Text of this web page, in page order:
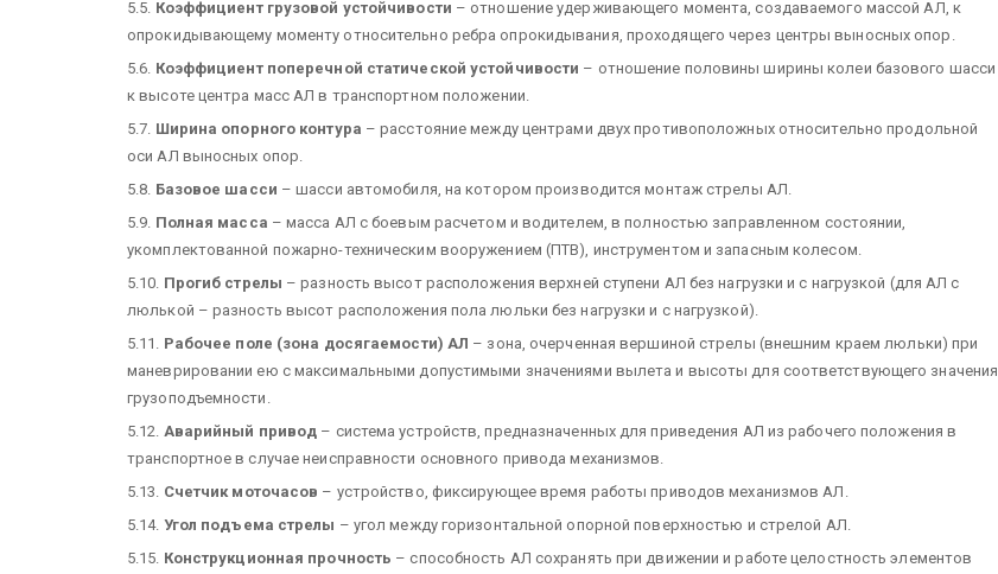
5.5. Коэффициент грузовой устойчивости – отношение удерживающего момента, создаваемого массой АЛ, к
опрокидывающему моменту относительно ребра опрокидывания, проходящего через центры выносных опор.
5.6. Коэффициент поперечной статической устойчивости – отношение половины ширины колеи базового шасси
к высоте центра масс АЛ в транспортном положении.
5.7. Ширина опорного контура – расстояние между центрами двух противоположных относительно продольной
оси АЛ выносных опор.
5.8. Базовое шасси – шасси автомобиля, на котором производится монтаж стрелы АЛ.
5.9. Полная масса – масса АЛ с боевым расчетом и водителем, в полностью заправленном состоянии,
укомплектованной пожарно-техническим вооружением (ПТВ), инструментом и запасным колесом.
5.10. Прогиб стрелы – разность высот расположения верхней ступени АЛ без нагрузки и с нагрузкой (для АЛ с
люлькой – разность высот расположения пола люльки без нагрузки и с нагрузкой).
5.11. Рабочее поле (зона досягаемости) АЛ – зона, очерченная вершиной стрелы (внешним краем люльки) при
маневрировании ею с максимальными допустимыми значениями вылета и высоты для соответствующего значения
грузоподъемности.
5.12. Аварийный привод – система устройств, предназначенных для приведения АЛ из рабочего положения в
транспортное в случае неисправности основного привода механизмов.
5.13. Счетчик моточасов – устройство, фиксирующее время работы приводов механизмов АЛ.
5.14. Угол подъема стрелы – угол между горизонтальной опорной поверхностью и стрелой АЛ.
5.15. Конструкционная прочность – способность АЛ сохранять при движении и работе целостность элементов